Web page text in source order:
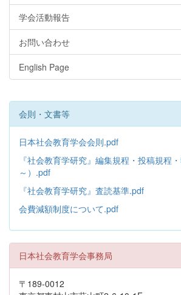
学会活動報告
お問い合わせ
English Page
会則・文書等
日本社会教育学会会則.pdf
『社会教育学研究』編集規程・投稿規程
～）.pdf
『社会教育学研究』査読基準.pdf
会費減額制度について.pdf
日本社会教育学会事務局
〒189-0012